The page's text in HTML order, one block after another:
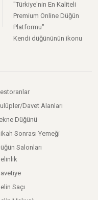
"Türkiye'nin En Kaliteli
Premium Online Düğün
Platformu"
Kendi düğününün ikonu
Davet Alanları
Düğünü
Sonrası Yemeği
Salonları
Saçı